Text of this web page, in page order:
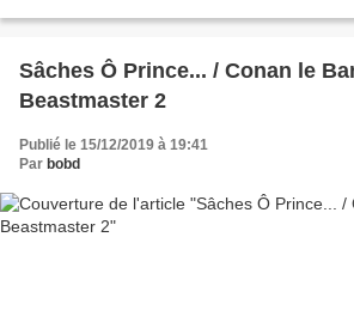
Sâches Ô Prince... / Conan le
Beastmaster 2
Publié le 15/12/2019 à 19:41
Par bobd